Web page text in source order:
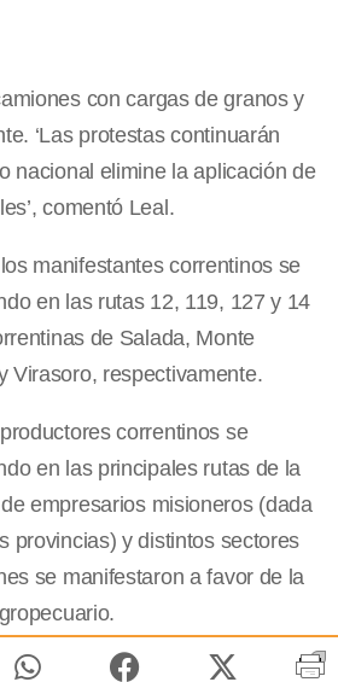
con cargas de granos y
‘Las protestas continuarán
nacional elimine la aplicación de
comentó Leal.
manifestantes correntinos se
en las rutas 12, 119, 127 y 14
de Salada, Monte
Virasoro, respectivamente.
correntinos se
en las principales rutas de la
empresarios misioneros (dada
provincias) y distintos sectores
se manifestaron a favor de la